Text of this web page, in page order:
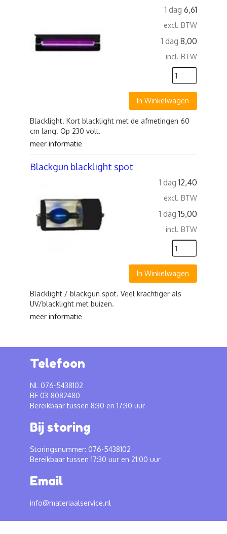
1 dag 6,61
excl. BTW
1 dag 8,00
incl. BTW
In Winkelwagen
Blacklight. Kort blacklight met de afmetingen 60
cm lang. Op 230 volt.
meer informatie
Blackgun blacklight spot
1 dag 12,40
excl. BTW
1 dag 15,00
incl. BTW
In Winkelwagen
Blacklight / blackgun spot. Veel krachtiger als
UV/blacklight met buizen.
meer informatie
Telefoon
NL 076-5438102
BE 03-8082480
Bereikbaar tussen 8:30 en 17:30 uur
Bij storing
Storingsnummer: 076-5438102
Bereikbaar tussen 17:30 uur en 21:00 uur
Email
info@materiaalservice.nl